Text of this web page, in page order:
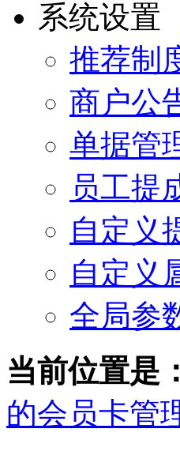
系统设置
推荐制
商户公
单据管
员工提
自定义
自定义
全局参
当前位置是：
的会员卡管